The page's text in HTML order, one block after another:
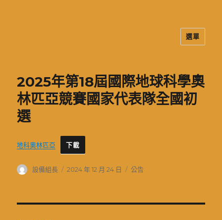
選單
2025年第18屆國際地球科學奧
林匹亞競賽國家代表隊全國初
選
地科奧林匹亞 下載
作
設備組長
發
2024 年 12 月 24 日
分
公告